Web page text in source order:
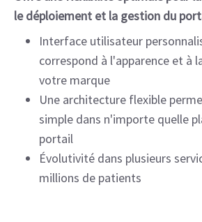
le déploiement et la gestion du
Interface utilisateur
correspond à l'apparence et à
votre marque
Une architecture flexible
simple dans n'importe quelle
portail
Évolutivité dans plusieurs
millions de patients